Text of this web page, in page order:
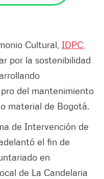
Cultural, IDPC
por la sostenibilidad
del mantenimiento
material de Bogotá.
de Intervención de
el fin de
en
de La Candelaria